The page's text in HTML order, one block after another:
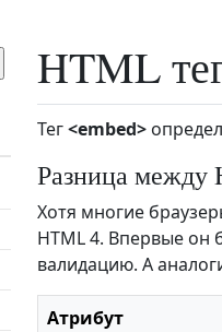
HTML
Тег<embed>
Разница
Хотя многие
HTML 4. Впервые он
валидацию. А
Атрибут